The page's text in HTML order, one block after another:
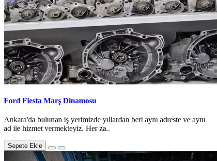
Ford Fiesta Marş Dinamosu
Ankara'da bulunan iş yerimizde yıllardan beri aynı adreste ve aynı
ad ile hizmet vermekteyiz. Her za..
Sepete Ekle